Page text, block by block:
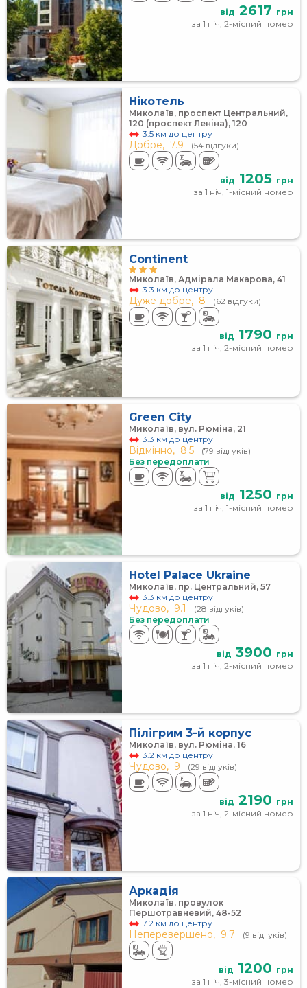
від 2617 грн
за 1 ніч, 2-місний номер
Нікотель
Миколаїв, проспект Центральний,
120 (проспект Леніна), 120
3.5 км до центру
Добре, 7.9 (54 відгуки)
від 1205 грн
за 1 ніч, 1-місний номер
Continent
Миколаїв, Адмірала Макарова, 41
3.3 км до центру
Дуже добре, 8 (62 відгуки)
від 1790 грн
за 1 ніч, 2-місний номер
Green City
Миколаїв, вул. Рюміна, 21
3.3 км до центру
Відмінно, 8.5
(79 відгуків)
Без передоплати
від 1250 грн
за 1 ніч, 1-місний номер
Hotel Palace Ukraine
Миколаїв, пр. Центральний, 57
3.3 км до центру
Чудово, 9.1
(28 відгуків)
Без передоплати
від 3900 грн
за 1 ніч, 2-місний номер
Пілігрим 3-й корпус
Миколаїв, вул. Рюміна, 16
3.2 км до центру
Чудово, 9 (29 відгуків)
від 2190 грн
за 1 ніч, 2-місний номер
Аркадія
Миколаїв, провулок
Першотравневий, 48-52
7.2 км до центру
Неперевершено, 9.7 (9 відгуків)
від 1200 грн
за 1 ніч, 3-місний номер